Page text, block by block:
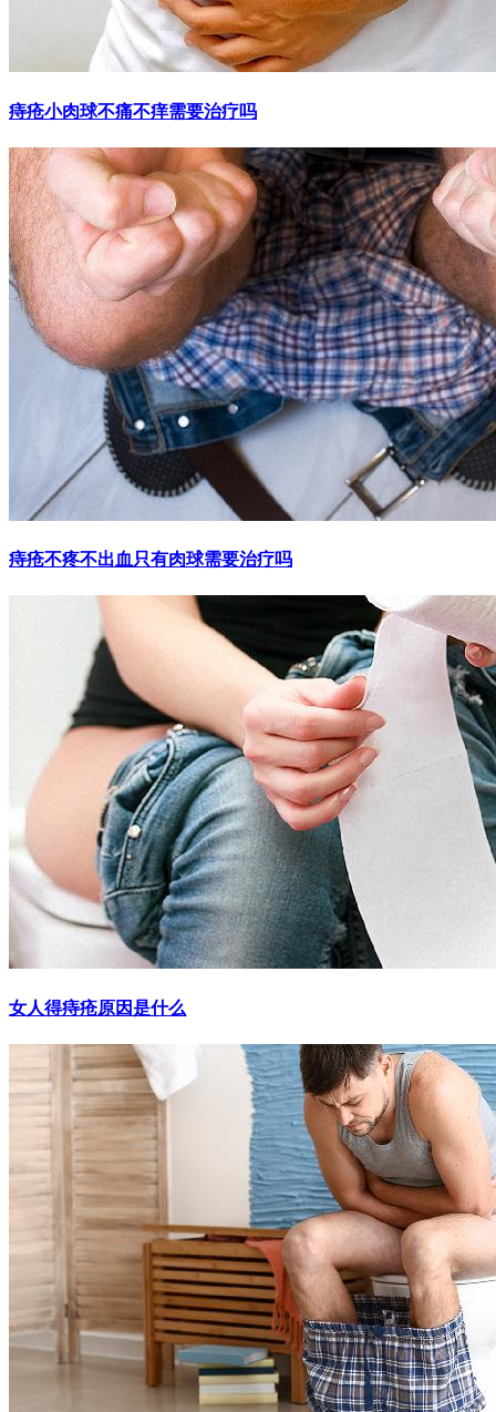
痔疮小肉球不痛不痒需要治疗吗
痔疮不疼不出血只有肉球需要治疗吗
女人得痔疮原因是什么